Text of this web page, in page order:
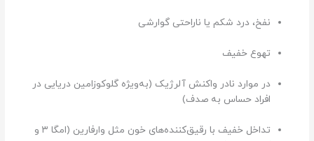
نفخ، درد شکم یا ناراحتی گوارشی
تهوع خفیف
در موارد نادر واکنش آلرژیک (به‌ویژه گلوکوزامین دریایی در
افراد حساس به صدف)
تداخل خفیف با رقیق‌کننده‌های خون مثل وارفارین (امگا ۳ و